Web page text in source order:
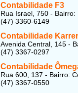
Contabilidade F3
Rua Israel, 750 -
(47) 3360-6149
Contabilidade Karrer
Avenida Central, 145 -
(47) 3367-0297
Contabilidade
Rua 600, 137 - Bairro:
(47) 3367-0550